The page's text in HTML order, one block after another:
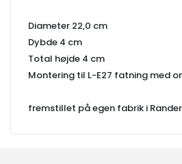
Diameter 22,0 cm
Dybde 4 cm
Total højde 4 cm
Montering til L-E27 fatning med
fremstillet på egen fabrik i